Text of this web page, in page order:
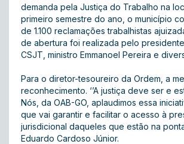
demanda pela Justiça do Trabalho na
primeiro semestre do ano, o município
de 1.100 reclamações trabalhistas
de abertura foi realizada pelo
CSJT, ministro Emmanoel Pereira e
Para o diretor-tesoureiro da Ordem, a
reconhecimento. ‘’A justiça deve ser e
Nós, da OAB-GO, aplaudimos essa
que vai garantir e facilitar o acesso à
jurisdicional daqueles que estão na
Eduardo Cardoso Júnior.